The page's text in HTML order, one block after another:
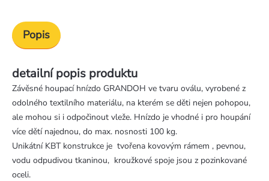
Popis
detailní popis produktu
Závěsné houpací hnízdo GRANDOH ve tvaru oválu, vyrobené z
odolného textilního materiálu, na kterém se děti nejen pohopou,
ale mohou si i odpočinout vleže. Hnízdo je vhodné i pro houpání
více dětí najednou, do max. nosnosti 100 kg.
Unikátní KBT konstrukce je tvořena kovovým rámem , pevnou,
vodu odpudivou tkaninou, kroužkové spoje jsou z pozinkované
oceli.